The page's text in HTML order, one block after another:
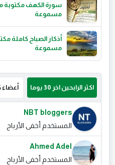
سورة الكهف مكتوبة
مسموعة
أذكار الصباح كاملة
مسموعة
اكثر الرابحين اخر 30 يوما أعضاء
NBT bloggers
المستخدم أخفى الأرباح
Ahmed Adel
المستخدم أخفى الأرباح